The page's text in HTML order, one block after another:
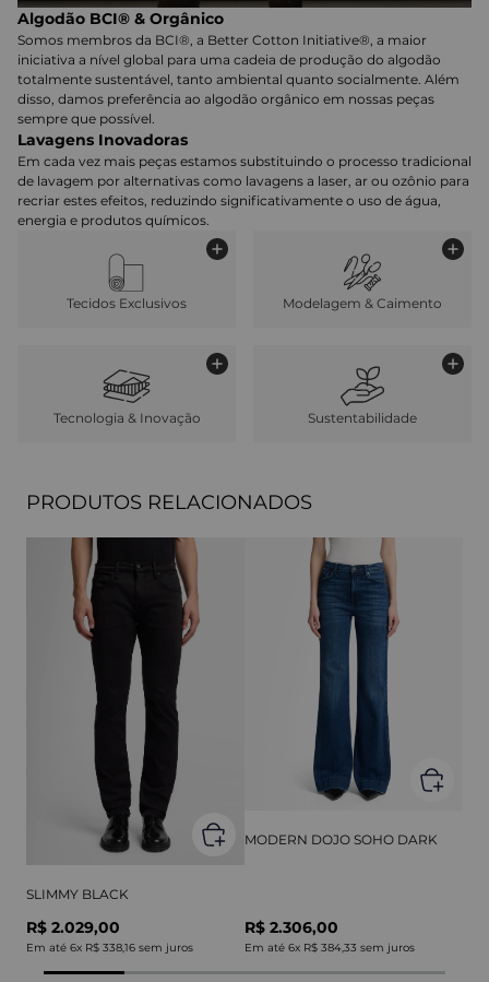
Algodão BCI® & Orgânico
Somos membros da BCI®, a Better Cotton Initiative®, a maior
iniciativa a nível global para uma cadeia de produção do algodão
totalmente sustentável, tanto ambiental quanto socialmente. Além
disso, damos preferência ao algodão orgânico em nossas peças
sempre que possível.
Lavagens Inovadoras
Em cada vez mais peças estamos substituindo o processo tradicional
de lavagem por alternativas como lavagens a laser, ar ou ozônio para
recriar estes efeitos, reduzindo significativamente o uso de água,
energia e produtos químicos.
Tecidos Exclusivos Modelagem & Caimento
Tecnologia & Inovação Sustentabilidade
PRODUTOS RELACIONADOS
SLIMMY BLACK
R$ 2.029,00
Em até 6x R$ 338,16 sem juros
MODERN DOJO SOHO DARK
R$ 2.306,00
Em até 6x R$ 384,33 sem juros